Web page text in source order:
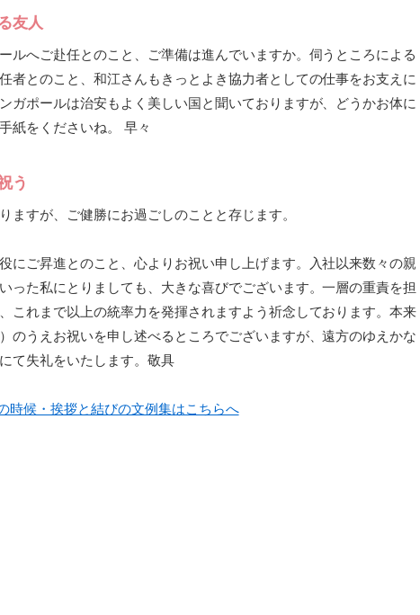
友人
へご赴任とのこと、ご準備は進んでいますか。伺うところによる
者とのこと、和江さんもきっとよき協力者としての仕事をお支えに
ガポールは治安もよく美しい国と聞いておりますが、どうかお体に
紙をくださいね。 早々
う
すが、ご健勝にお過ごしのことと存じます。
にご昇進とのこと、心よりお祝い申し上げます。入社以来数々の親
った私にとりましても、大きな喜びでございます。一層の重責を担
これまで以上の統率力を発揮されますよう祈念しております。本来
のうえお祝いを申し述べるところでございますが、遠方のゆえかな
て失礼をいたします。敬具
時候・挨拶と結びの文例集はこちらへ